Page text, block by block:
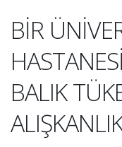
BİR
BALIK